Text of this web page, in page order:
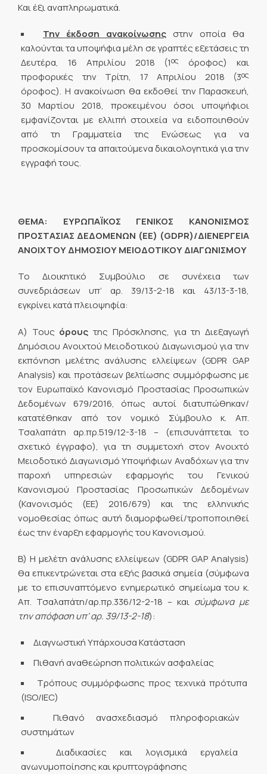
Και έξι αναπληρωματικά.
Την έκδοση ανακοίνωσης στην οποία θα
καλούνται τα υποψήφια μέλη σε γραπτές εξετάσεις τη
Δευτέρα, 16 Απριλίου 2018 (1ος
όροφος) και
προφορικές την Τρίτη, 17 Απριλίου 2018 (3ος
όροφος). Η ανακοίνωση θα εκδοθεί την Παρασκευή,
30 Μαρτίου 2018, προκειμένου όσοι υποψήφιοι
εμφανίζονται με ελλιπή στοιχεία να ειδοποιηθούν
από τη Γραμματεία της Ενώσεως για να
προσκομίσουν τα απαιτούμενα δικαιολογητικά για την
εγγραφή τους.
ΘΕΜΑ: ΕΥΡΩΠΑΪΚΟΣ ΓΕΝΙΚΟΣ ΚΑΝΟΝΙΣΜΟΣ
ΠΡΟΣΤΑΣΙΑΣ ΔΕΔΟΜΕΝΩΝ (ΕΕ) (GDPR)/ΔΙΕΝΕΡΓΕΙΑ
ΑΝΟΙΧΤΟΥ ΔΗΜΟΣΙΟΥ ΜΕΙΟΔΟΤΙΚΟΥ ΔΙΑΓΩΝΙΣΜΟΥ
Το Διοικητικό Συμβούλιο σε συνέχεια των
συνεδριάσεων υπ’ αρ. 39/13-2-18 και 43/13-3-18,
εγκρίνει κατά πλειοψηφία:
Α) Τους όρους της Πρόσκλησης, για τη Διεξαγωγή
Δημόσιου Ανοιχτού Μειοδοτικού Διαγωνισμού για την
εκπόνηση μελέτης ανάλυσης ελλείψεων (GDPR GAP
Analysis) και προτάσεων βελτίωσης συμμόρφωσης με
τον Ευρωπαϊκό Κανονισμό Προστασίας Προσωπικών
Δεδομένων 679/2016, όπως αυτοί διατυπώθηκαν/
κατατέθηκαν από τον νομικό Σύμβουλο κ. Απ.
Τσαλαπάτη αρ.πρ.519/12-3-18 – (επισυνάπτεται το
σχετικό έγγραφο), για τη συμμετοχή στον Ανοιχτό
Μειοδοτικό Διαγωνισμό Υποψήφιων Αναδόχων για την
παροχή υπηρεσιών εφαρμογής του Γενικού
Κανονισμού Προστασίας Προσωπικών Δεδομένων
(Κανονισμός (ΕΕ) 2016/679) και της ελληνικής
νομοθεσίας όπως αυτή διαμορφωθεί/τροποποιηθεί
έως την έναρξη εφαρμογής του Κανονισμού.
Β) Η μελέτη ανάλυσης ελλείψεων (GDPR GAP Analysis)
θα επικεντρώνεται στα εξής βασικά σημεία (σύμφωνα
με το επισυναπτόμενο ενημερωτικό σημείωμα του κ.
Απ. Τσαλαπάτη/αρ.πρ.336/12-2-18 – και σύμφωνα με
την απόφαση υπ’ αρ. 39/13-2-18):
Διαγνωστική Υπάρχουσα Κατάσταση
Πιθανή αναθεώρηση πολιτικών ασφαλείας
Τρόπους συμμόρφωσης προς τεχνικά πρότυπα
(ISO/IEC)
Πιθανό ανασχεδιασμό πληροφοριακών
συστημάτων
Διαδικασίες και λογισμικά εργαλεία
ανωνυμοποίησης και κρυπτογράφησης